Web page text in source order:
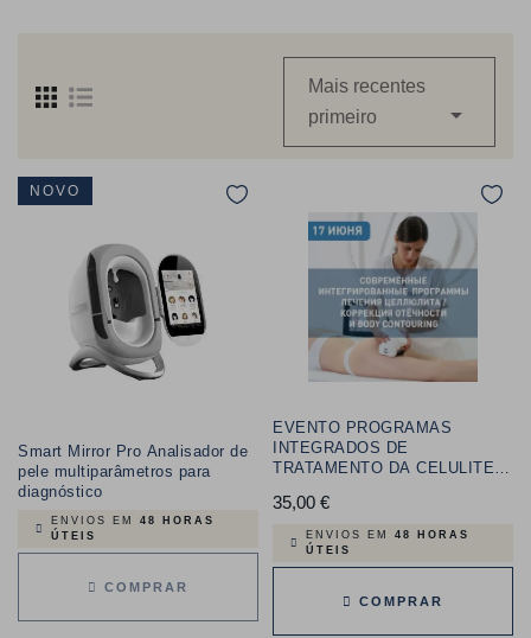
Mais recentes
primeiro

NOVO
Smart Mirror Pro Analisador de
pele multiparâmetros para
diagnóstico
ENVIOS EM 48 HORAS
ÚTEIS
COMPRAR
EVENTO PROGRAMAS
INTEGRADOS DE
TRATAMENTO DA CELULITE E
35,00 €Preço
ENVIOS EM 48 HORAS
ÚTEIS
COMPRAR